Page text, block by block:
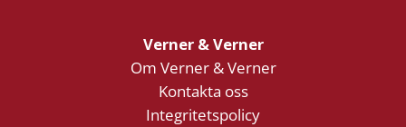
Verner & Verner
Om Verner & Verner
Kontakta oss
Integritetspolicy